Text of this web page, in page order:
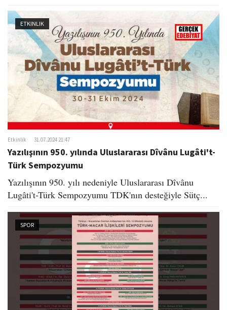
ETKINLIK
Etkinlik 31.07.2024 21:47
Yazılışının 950. yılında Uluslararası Dîvânu Lugâti't-
Türk Sempozyumu
Yazılışının 950. yılı nedeniyle Uluslararası Dîvânu
Lugâti't-Türk Sempozyumu TDK'nın desteğiyle Sütç...
SPOR